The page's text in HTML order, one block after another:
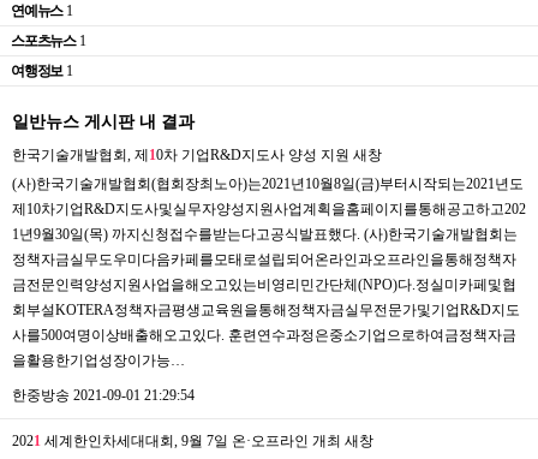
연예뉴스 1
스포츠뉴스 1
여행정보 1
일반뉴스 게시판 내 결과
한국기술개발협회, 제10차 기업R&D지도사 양성 지원 새창
(사)한국기술개발협회(협회장최노아)는2021년10월8일(금)부터시작되는2021년도
제10차기업R&D지도사및실무자양성지원사업계획을홈페이지를통해공고하고202
1년9월30일(목) 까지신청접수를받는다고공식발표했다. (사)한국기술개발협회는
정책자금실무도우미다음카페를모태로설립되어온라인과오프라인을통해정책자
금전문인력양성지원사업을해오고있는비영리민간단체(NPO)다.정실미카페및협
회부설KOTERA정책자금평생교육원을통해정책자금실무전문가및기업R&D지도
사를500여명이상배출해오고있다. 훈련연수과정은중소기업으로하여금정책자금
을활용한기업성장이가능…
한중방송 2021-09-01 21:29:54
2021 세계한인차세대대회, 9월 7일 온·오프라인 개최 새창